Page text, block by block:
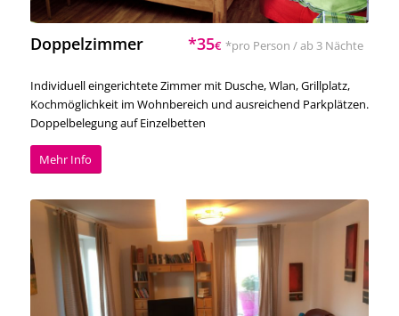
Doppelzimmer *35€ *pro Person / ab 3 Nächte
Individuell eingerichtete Zimmer mit Dusche, Wlan, Grillplatz,
Kochmöglichkeit im Wohnbereich und ausreichend Parkplätzen.
Doppelbelegung auf Einzelbetten
Mehr Info